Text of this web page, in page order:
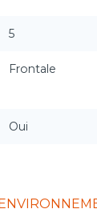
5
Frontale
Oui